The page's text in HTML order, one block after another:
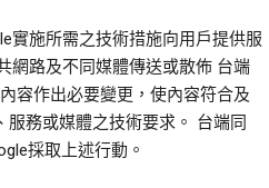
實施所需之技術措施向用戶提供服
網路及不同媒體傳送或散佈 台端
容作出必要變更，使內容符合及
服務或媒體之技術要求。 台端同
採取上述行動。